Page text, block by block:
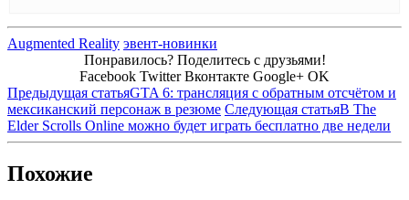
Augmented Reality эвент-новинки
Понравилось? Поделитесь с друзьями!
Facebook Twitter Вконтакте Google+ OK
Предыдущая статьяGTA 6: трансляция с обратным отсчётом и
мексиканский персонаж в резюме Следующая статьяВ The
Elder Scrolls Online можно будет играть бесплатно две недели
Похожие